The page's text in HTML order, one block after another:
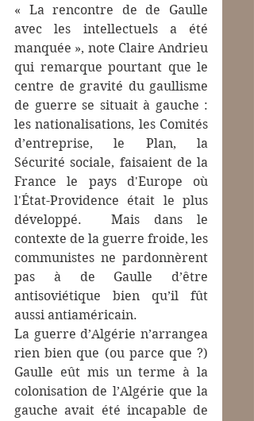
« La rencontre de de Gaulle
avec les intellectuels a été
manquée », note Claire Andrieu
qui remarque pourtant que le
centre de gravité du gaullisme
de guerre se situait à gauche :
les nationalisations, les Comités
d’entreprise, le Plan, la
Sécurité sociale, faisaient de la
France le pays d'Europe où
l'État-Providence était le plus
développé.  Mais dans le
contexte de la guerre froide, les
communistes ne pardonnèrent
pas à de Gaulle d’être
antisoviétique bien qu’il fût
aussi antiaméricain.
La guerre d’Algérie n’arrangea
rien bien que (ou parce que ?)
Gaulle eût mis un terme à la
colonisation de l’Algérie que la
gauche avait été incapable de